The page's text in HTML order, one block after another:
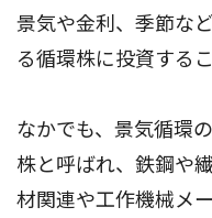
景気や金利、季節な
る循環株に投資するこ
なかでも、景気循環
株と呼ばれ、鉄鋼や
材関連や工作機械メ